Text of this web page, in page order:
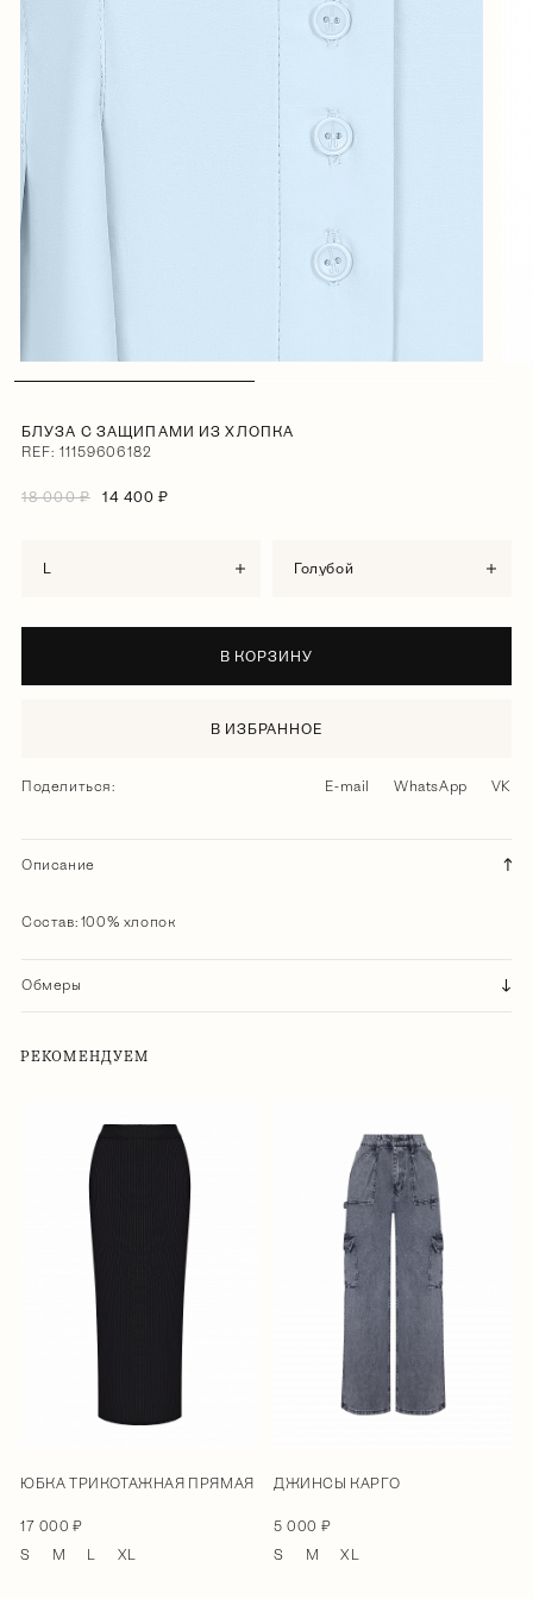
БЛУЗА С ЗАЩИПАМИ ИЗ ХЛОПКА
REF: 11159606182
18 000 ₽ 14 400 ₽
L голубой
В КОРЗИНУ
В ИЗБРАННОЕ
Поделиться: E-mail WhatsApp VK
Описание
Состав: 100% хлопок
Обмеры
РЕКОМЕНДУЕМ
ЮБКА ТРИКОТАЖНАЯ ПРЯМАЯ
17 000 ₽
S
M L XL
ДЖИНСЫ КАРГО
5 000 ₽
S
M XL